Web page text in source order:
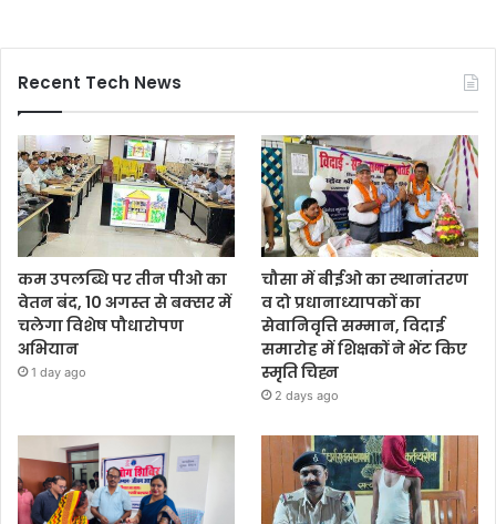
Recent Tech News
कम उपलब्धि पर तीन पीओ का
वेतन बंद, 10 अगस्त से बक्सर में
चलेगा विशेष पौधारोपण
अभियान
1 day ago
चौसा में बीईओ का स्थानांतरण
व दो प्रधानाध्यापकों का
सेवानिवृत्ति सम्मान, विदाई
समारोह में शिक्षकों ने भेंट किए
स्मृति चिह्न
2 days ago